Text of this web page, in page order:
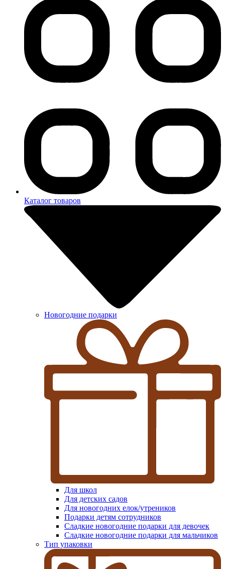
Каталог товаров
Новогодние подарки
Для школ
Для детских садов
Для новогодних елок/утреников
Подарки детям сотрудников
Сладкие новогодние подарки для девочек
Сладкие новогодние подарки для мальчиков
Тип упаковки